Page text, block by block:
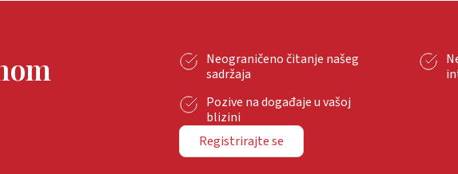
Neograničeno čitanje našeg
sadržaja
Pozive na događaje u vašoj
blizini
Registrirajte se